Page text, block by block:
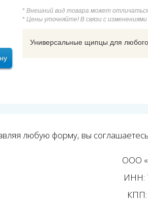
* Внешний вид товара может
* Цены уточняйте! В связи с
Универсальные щипцы для
любую форму, вы
ООО
ИНН:
КПП: